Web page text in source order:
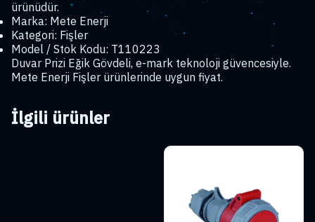
ürünüdür.
Marka: Mete Enerji
Kategori: Fişler
Model / Stok Kodu: T110223
Duvar Prizi Eğik Gövdeli, e-mark teknoloji güvencesiyle.
Mete Enerji Fişler ürünlerinde uygun fiyat.
İlgili ürünler